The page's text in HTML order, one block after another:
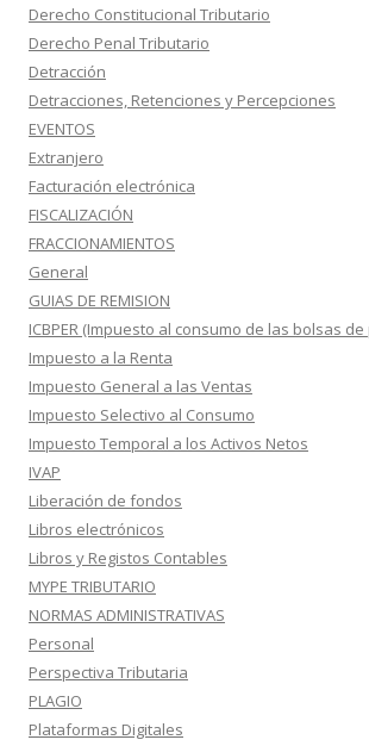
Derecho Constitucional Tributario
Derecho Penal Tributario
Detracción
Detracciones, Retenciones y Percepciones
EVENTOS
Extranjero
Facturación electrónica
FISCALIZACIÓN
FRACCIONAMIENTOS
General
GUIAS DE REMISION
ICBPER (Impuesto al consumo de las bolsas
Impuesto a la Renta
Impuesto General a las Ventas
Impuesto Selectivo al Consumo
Impuesto Temporal a los Activos Netos
IVAP
Liberación de fondos
Libros electrónicos
Libros y Registos Contables
MYPE TRIBUTARIO
NORMAS ADMINISTRATIVAS
Personal
Perspectiva Tributaria
PLAGIO
Plataformas Digitales